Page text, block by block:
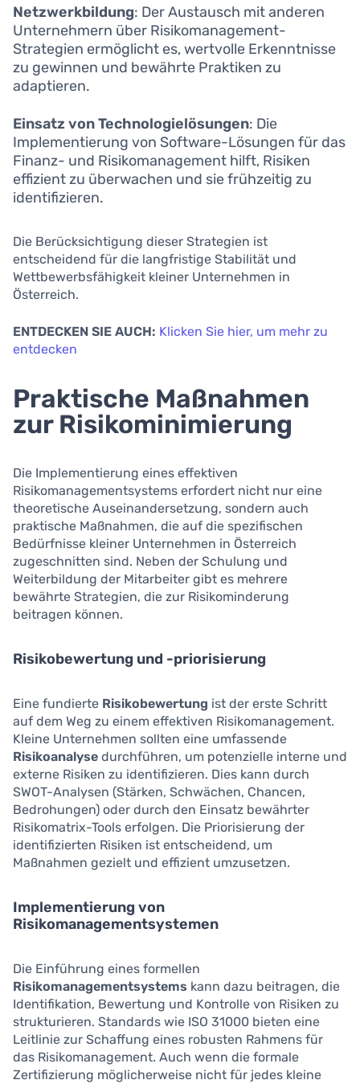
Netzwerkbildung: Der Austausch mit anderen
Unternehmern über Risikomanagement-
Strategien ermöglicht es, wertvolle Erkenntnisse
zu gewinnen und bewährte Praktiken zu
adaptieren.
Einsatz von Technologielösungen: Die
Implementierung von Software-Lösungen für das
Finanz- und Risikomanagement hilft, Risiken
effizient zu überwachen und sie frühzeitig zu
identifizieren.
Die Berücksichtigung dieser Strategien ist
entscheidend für die langfristige Stabilität und
Wettbewerbsfähigkeit kleiner Unternehmen in
Österreich.
ENTDECKEN SIE AUCH: Klicken Sie hier, um mehr zu
entdecken
Praktische Maßnahmen
zur Risikominimierung
Die Implementierung eines effektiven
Risikomanagementsystems erfordert nicht nur eine
theoretische Auseinandersetzung, sondern auch
praktische Maßnahmen, die auf die spezifischen
Bedürfnisse kleiner Unternehmen in Österreich
zugeschnitten sind. Neben der Schulung und
Weiterbildung der Mitarbeiter gibt es mehrere
bewährte Strategien, die zur Risikominderung
beitragen können.
Risikobewertung und -priorisierung
Eine fundierte Risikobewertung ist der erste Schritt
auf dem Weg zu einem effektiven Risikomanagement.
Kleine Unternehmen sollten eine umfassende
Risikoanalyse durchführen, um potenzielle interne und
externe Risiken zu identifizieren. Dies kann durch
SWOT-Analysen (Stärken, Schwächen, Chancen,
Bedrohungen) oder durch den Einsatz bewährter
Risikomatrix-Tools erfolgen. Die Priorisierung der
identifizierten Risiken ist entscheidend, um
Maßnahmen gezielt und effizient umzusetzen.
Implementierung von
Risikomanagementsystemen
Die Einführung eines formellen
Risikomanagementsystems kann dazu beitragen, die
Identifikation, Bewertung und Kontrolle von Risiken zu
strukturieren. Standards wie ISO 31000 bieten eine
Leitlinie zur Schaffung eines robusten Rahmens für
das Risikomanagement. Auch wenn die formale
Zertifizierung möglicherweise nicht für jedes kleine